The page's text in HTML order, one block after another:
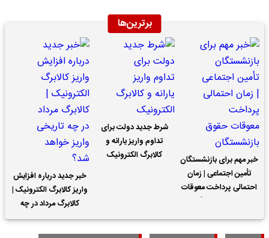
برترین‌ها
خبر مهم برای بازنشستگان
تأمین اجتماعی | زمان
احتمالی پرداخت معوقات
شرط جدید دولت برای
تداوم واریز یارانه و
کالابرگ الکترونیک
خبر جدید درباره افزایش
واریز کالابرگ الکترونیک |
کالابرگ مرداد در چه
تاریخی واریز خواهد شد؟